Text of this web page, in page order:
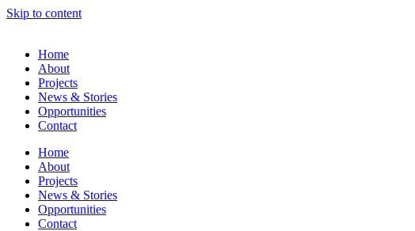
Skip to content
Home
About
Projects
News & Stories
Opportunities
Contact
Home
About
Projects
News & Stories
Opportunities
Contact